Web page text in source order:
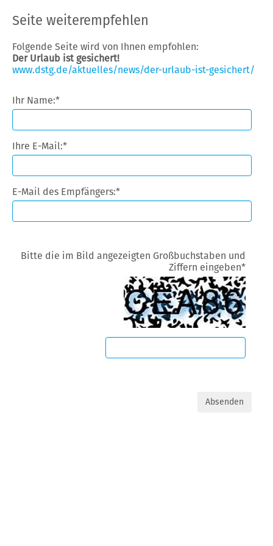
Seite weiterempfehlen
Folgende Seite wird von Ihnen empfohlen:
Der Urlaub ist gesichert!
www.dstg.de/aktuelles/news/der-urlaub-ist-gesichert/
Ihr Name:*
Ihre E-Mail:*
E-Mail des Empfängers:*
Bitte die im Bild angezeigten Großbuchstaben und
Ziffern eingeben*
Absenden